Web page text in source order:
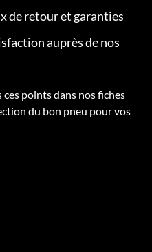
de retour et garanties
auprès de nos
points dans nos fiches
du bon pneu pour vos